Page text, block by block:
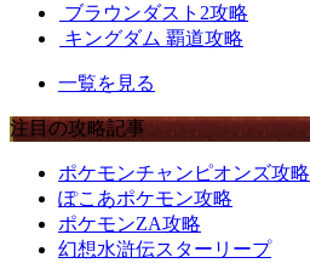
ブラウンダスト2攻略
キングダム 覇道攻略
一覧を見る
注目の攻略記事
ポケモンチャンピオンズ攻略
ぽこあポケモン攻略
ポケモンZA攻略
幻想水滸伝スターリープ